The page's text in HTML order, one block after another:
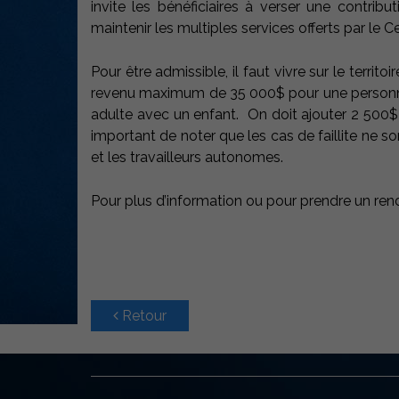
invite les bénéficiaires à verser une
maintenir les multiples services offerts par le
Pour être admissible, il faut vivre sur le
revenu maximum de 35 000$ pour une
adulte avec un enfant. On doit ajouter 2
important de noter que les cas de faillite ne
et les travailleurs autonomes.
Pour plus d’information ou pour prendre un
Retour